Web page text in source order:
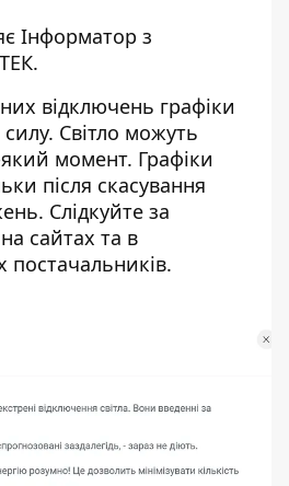
Інформатор з
відключень графіки
Світло можуть
момент. Графіки
після скасування
Слідкуйте за
сайтах та в
постачальників.